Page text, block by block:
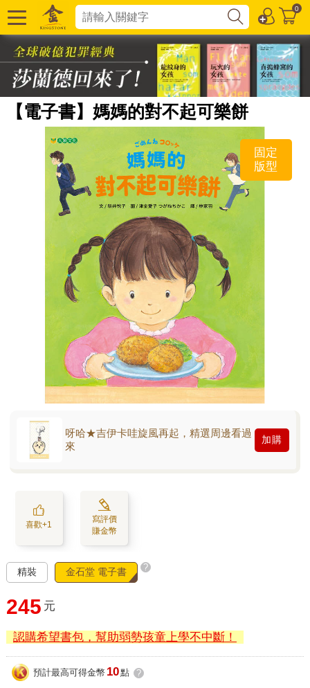
0
【電子書】媽媽的對不起可樂餅
固定
版型
呀哈★吉伊卡哇旋風再起，精選周邊看過
來
加購
喜歡+1
寫評價
賺金幣
精裝 金石堂 電子書 ?
245 元
認購希望書包，幫助弱勢孩童上學不中斷！
預計最高可得金幣 10點 ?